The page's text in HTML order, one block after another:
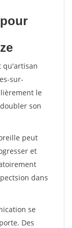
qu'artisan
sur-
le
son
peut
et
dans
se
Des